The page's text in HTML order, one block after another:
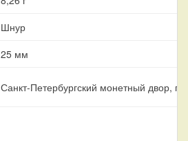
Шнур
25 мм
Санкт-Петербургский монетный двор, г.